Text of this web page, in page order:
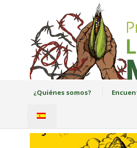
¿Quiénes somos?